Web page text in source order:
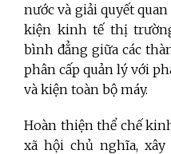
nước và giải quyết
kiện kinh tế thị
bình đẳng giữa các
phân cấp quản lý với
và kiện toàn bộ máy.
Hoàn thiện thể chế
xã hội chủ nghĩa,